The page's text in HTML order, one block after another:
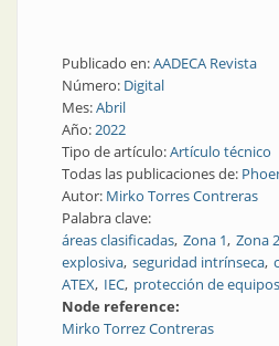
Publicado en:AADECA Revista
Número: Digital
Mes:Abril
Año:2022
Tipo de artículo:Artículo técnico
Todas las publicaciones de:
Autor: Mirko Torres Contreras
Palabra clave:
áreas clasificadas Zona 1 Zona 2
explosiva seguridad intrínseca
ATEX IEC protección de equipos
Node reference:
Mirko Torrez Contreras